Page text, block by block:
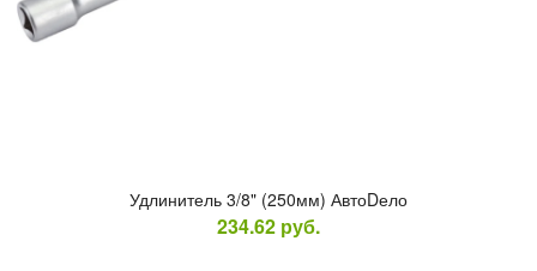
Уд­ли­нитель 3/8" (250мм) Ав­тоDело
234.62 руб.